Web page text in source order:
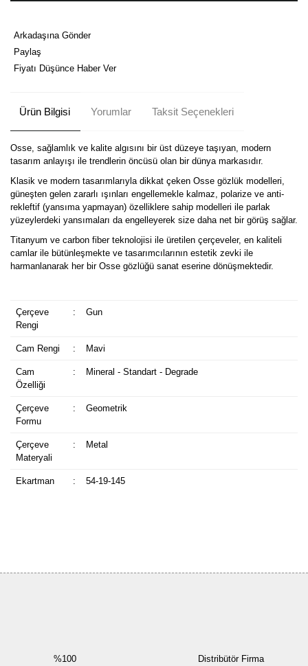
Arkadaşına Gönder
Paylaş
Fiyatı Düşünce Haber Ver
Ürün Bilgisi Yorumlar Taksit Seçenekleri
Osse, sağlamlık ve kalite algısını bir üst düzeye taşıyan, modern
tasarım anlayışı ile trendlerin öncüsü olan bir dünya markasıdır.
Klasik ve modern tasarımlarıyla dikkat çeken Osse gözlük modelleri,
güneşten gelen zararlı ışınları engellemekle kalmaz, polarize ve anti-
rekleftif (yansıma yapmayan) özelliklere sahip modelleri ile parlak
yüzeylerdeki yansımaları da engelleyerek size daha net bir görüş sağlar.
Titanyum ve carbon fiber teknolojisi ile üretilen çerçeveler, en kaliteli
camlar ile bütünleşmekte ve tasarımcılarının estetik zevki ile
harmanlanarak her bir Osse gözlüğü sanat eserine dönüşmektedir.
Çerçeve
Rengi
: Gun
Cam Rengi : Mavi
Cam
Özelliği
: Mineral - Standart - Degrade
Çerçeve
Formu
: Geometrik
Çerçeve
Materyali
: Metal
Ekartman : 54-19-145
%100 Distribütör Firma